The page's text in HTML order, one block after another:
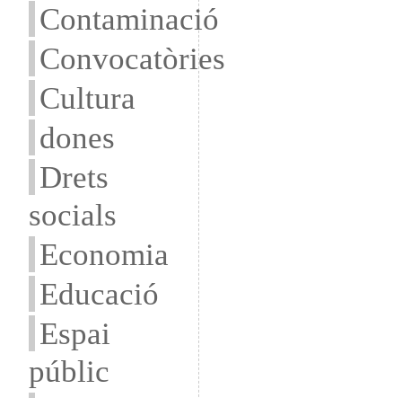
Contaminació
Convocatòries
Cultura
dones
Drets
socials
Economia
Educació
Espai
públic